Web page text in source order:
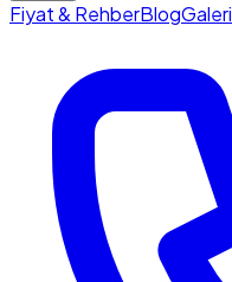
Fiyat & RehberBlogGaleri